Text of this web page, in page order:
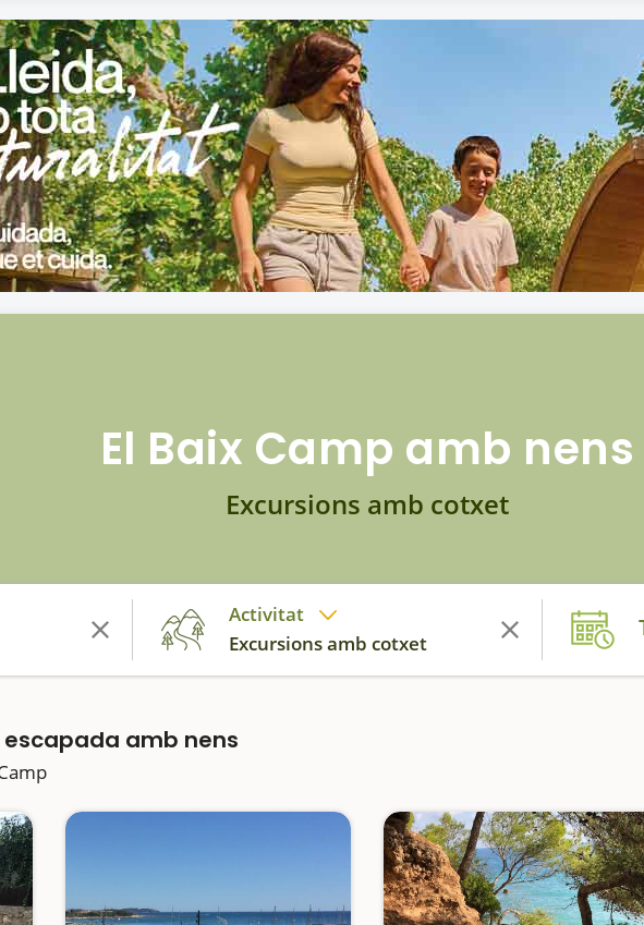
El Baix Camp amb nens
Excursions amb cotxet
Activitat
Excursions amb cotxet
amb nens